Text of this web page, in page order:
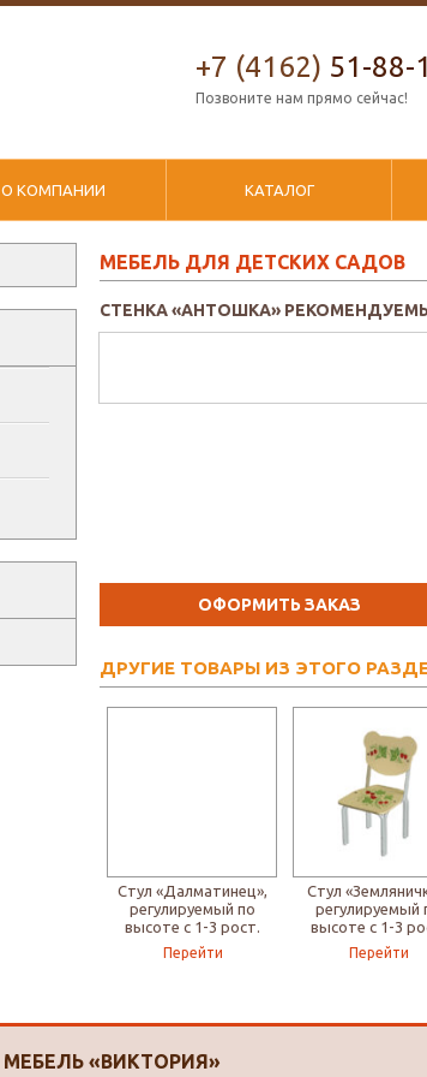
+7 (4162) 51-88-
Позвоните нам прямо сейчас!
О КОМПАНИИ КАТАЛОГ
МЕБЕЛЬ ДЛЯ ДЕТСКИХ САДОВ
СТЕНКА «АНТОШКА»
ОФОРМИТЬ ЗАКАЗ
ДРУГИЕ ТОВАРЫ ИЗ ЭТОГО
Стул «Далматинец»,
регулируемый по
высоте с 1-3 рост.
группу
Перейти
Стул
регулируемый
высоте с 1-3
группу
Перейти
МЕБЕЛЬ «ВИКТОРИЯ»